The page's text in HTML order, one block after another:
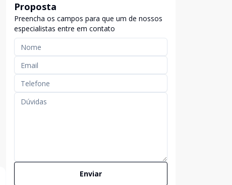
Proposta
Preencha os campos para que um de nossos
especialistas entre em contato
Enviar